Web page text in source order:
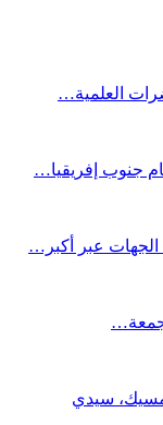
جنوب إفريقيا…
الجهات عبر أكبر…
امسيك، سيدي